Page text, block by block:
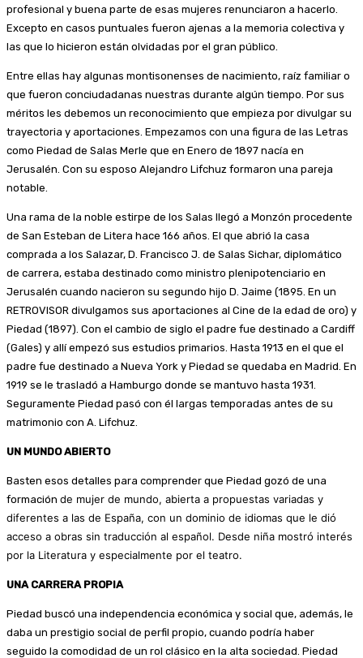
profesional y buena parte de esas mujeres renunciaron a hacerlo.
Excepto en casos puntuales fueron ajenas a la memoria colectiva y
las que lo hicieron están olvidadas por el gran público.
Entre ellas hay algunas montisonenses de nacimiento, raíz familiar o
que fueron conciudadanas nuestras durante algún tiempo. Por sus
méritos les debemos un reconocimiento que empieza por divulgar su
trayectoria y aportaciones. Empezamos con una figura de las Letras
como Piedad de Salas Merle que en Enero de 1897 nacía en
Jerusalén. Con su esposo Alejandro Lifchuz formaron una pareja
notable.
Una rama de la noble estirpe de los Salas llegó a Monzón procedente
de San Esteban de Litera hace 166 años. El que abrió la casa
comprada a los Salazar, D. Francisco J. de Salas Sichar, diplomático
de carrera, estaba destinado como ministro plenipotenciario en
Jerusalén cuando nacieron su segundo hijo D. Jaime (1895. En un
RETROVISOR divulgamos sus aportaciones al Cine de la edad de oro) y
Piedad (1897). Con el cambio de siglo el padre fue destinado a Cardiff
(Gales) y allí empezó sus estudios primarios. Hasta 1913 en el que el
padre fue destinado a Nueva York y Piedad se quedaba en Madrid. En
1919 se le trasladó a Hamburgo donde se mantuvo hasta 1931.
Seguramente Piedad pasó con él largas temporadas antes de su
matrimonio con A. Lifchuz.
UN MUNDO ABIERTO
Basten esos detalles para comprender que Piedad gozó de una
formación de mujer de mundo, abierta a propuestas variadas y
diferentes a las de España, con un dominio de idiomas que le dió
acceso a obras sin traducción al español. Desde niña mostró interés
por la Literatura y especialmente por el teatro.
UNA CARRERA PROPIA
Piedad buscó una independencia económica y social que, además, le
daba un prestigio social de perfil propio, cuando podría haber
seguido la comodidad de un rol clásico en la alta sociedad. Piedad